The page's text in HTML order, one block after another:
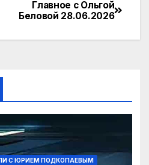
п
т
ь
Главное с Ольгой
Беловой 28.06.2026
С ЮРИЕМ ПОДКОПАЕВЫМ